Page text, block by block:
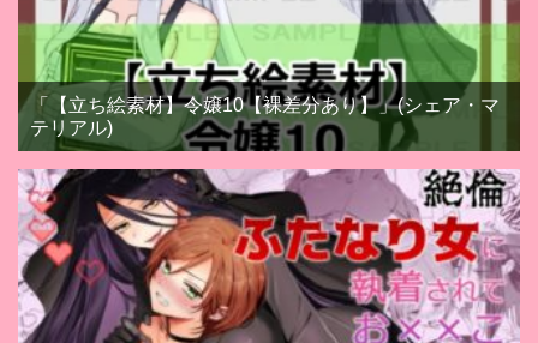
「【立ち絵素材】令嬢10【裸差分あり】」(シェア・マ
テリアル)